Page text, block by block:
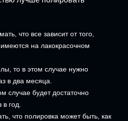
что все зависит от того,
на лакокрасочном
то в этом случае нужно
в два месяца.
случае будет достаточно
в год.
что полировка может быть, как